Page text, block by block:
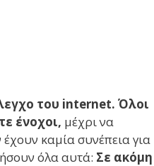
του internet. Όλοι
ένοχοι, μέχρι να
καμία συνέπεια για
όλα αυτά: Σε ακόμη